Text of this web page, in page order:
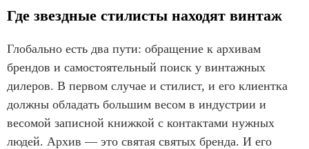
Где звездные стилисты находят винтаж
Глобально есть два пути: обращение к архивам
брендов и самостоятельный поиск у винтажных
дилеров. В первом случае и стилист, и его клиентка
должны обладать большим весом в индустрии и
весомой записной книжкой с контактами нужных
людей. Архив — это святая святых бренда. И его